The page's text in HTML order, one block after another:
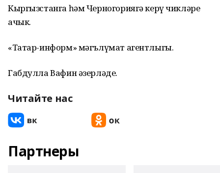
Кыргызстанга һәм Черногориягә керү чикләре
ачык.
«Татар-информ» мәгълүмат агентлыгы.
Габдулла Вафин әзерләде.
Читайте нас
Партнеры